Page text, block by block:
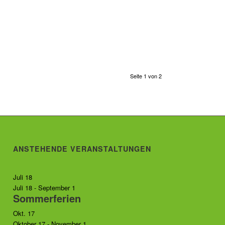
Seite 1 von 2
ANSTEHENDE VERANSTALTUNGEN
Juli 18
Juli 18 -September 1
Sommerferien
Okt. 17